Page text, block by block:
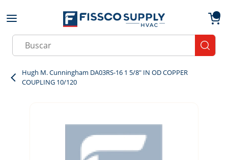
Skip to main content
Site Search
Hugh M. Cunningham DA03RS-16 1 5/8" IN OD COPPER
COUPLING 10/120